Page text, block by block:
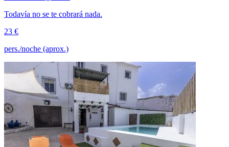
Todavía no se te cobrará nada.
23 €
pers./noche (aprox.)